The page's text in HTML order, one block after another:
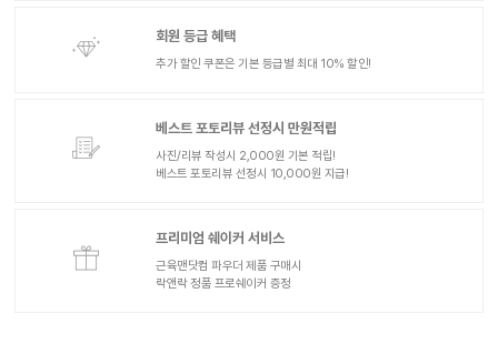
회원 등급 혜택
추가 할인 쿠폰은 기본 등급별 최대 10% 할인!
베스트 포토리뷰 선정시 만원적립
사진/리뷰 작성시 2,000원 기본 적립!
베스트 포토리뷰 선정시 10,000원 지급!
프리미엄 쉐이커 서비스
근육맨닷컴 파우더 제품 구매시
락앤락 정품 프로쉐이커 증정